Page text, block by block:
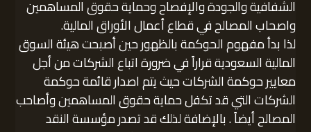
الشفافية والجودة والإفصاح وحماية حقوق المساهمين
واصحاب المصالح في قطاع أعمال الأوراق المالية.
لذا بدأ مفهوم الحوكمة بالظهور حين أصبحت هيئة السوق
المالية السعودية قراراً في ضرورة اتباع الشركات من أجل
معايير حوكمة الشركات حيث يتم اصدار قائمة حوكمة
الشركات التي قد تكفل حماية حقوق المساهمين وأصاحب
المصالح أيضاً . بالإضافة لذلك قد تصدر مؤسسة النقد